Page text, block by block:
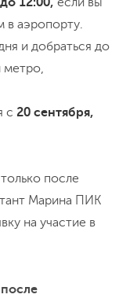
что в туре
можно
в аэропорту.
и добраться до
метро,
с 20 сентября,
после
Марина ПИК
на участие в